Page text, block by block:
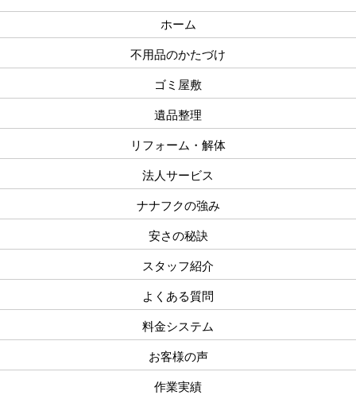
ホーム
不用品のかたづけ
ゴミ屋敷
遺品整理
リフォーム・解体
法人サービス
ナナフクの強み
安さの秘訣
スタッフ紹介
よくある質問
料金システム
お客様の声
作業実績